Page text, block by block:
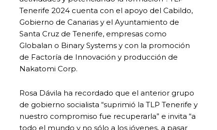
Tenerife 2024 cuenta con el apoyo del Cabildo,
Gobierno de Canarias y el Ayuntamiento de
Santa Cruz de Tenerife, empresas como
Globalan o Binary Systems y con la promoción
de Factoría de Innovación y producción de
Nakatomi Corp.
Rosa Dávila ha recordado que el anterior grupo
de gobierno socialista “suprimió la TLP Tenerife y
nuestro compromiso fue recuperarla” e invita “a
todo el mundo y no sólo a los jóvenes, a pasar